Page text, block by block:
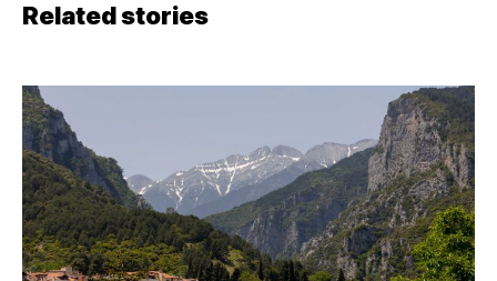
Related stories